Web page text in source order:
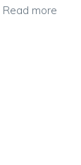
Read more